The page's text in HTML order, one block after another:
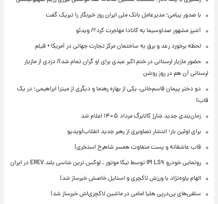
با صدور پیامی؛ مدیرعامل بانک ملی ایران روز خبرنگار را تبریک گفت
آشپز مشهور صداوسیما به کانادا مهاجرت کرد؟/ ویدئو
لحظه برخورد رعد و برق به ساختمان مرکز تجارت جهانی در آمریکا + فیلم
حضور مازیار لرستانی در ختم اکبر عبدی برای او گران تمام شد!/ دزدی از مازیار
لرستانی آن هم در روز روشن
دو دختر پیمان قاسم‌خانی، یکی از بهاره رهنما و دیگری از میترا ابراهیمی؛ در یک
قاب!
زمان‌بندی جدید شارژ کالابرگ مرداد ۱۴۰۵ اعلام شد
برای اولین بار؛ انتشار تصاویری از رهبر جدید انقلاب/ویدیو
قاب عاشقانه و پست متفاوت همسر شاهرخ استخری!
رونمایی خودرو IM LS۹ توسط نیکا موتور ، لوکس ترین شاسی بلند EREV در ایران
الهام پاوه‌نژاد با ورزش لاکچری و استایل خاصش خبرساز شد!
سلفی‌های پی‌درپی هلیا امامی در ماشین لاکچری‌اش خبرساز شد!